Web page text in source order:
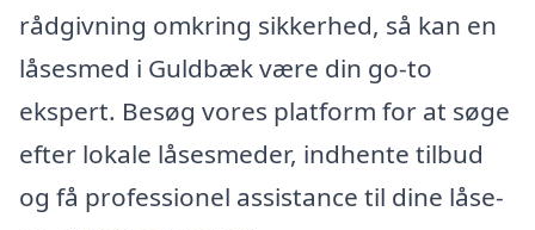
rådgivning omkring sikkerhed, så kan en
låsesmed i Guldbæk være din go-to
ekspert. Besøg vores platform for at søge
efter lokale låsesmeder, indhente tilbud
og få professionel assistance til dine låse-